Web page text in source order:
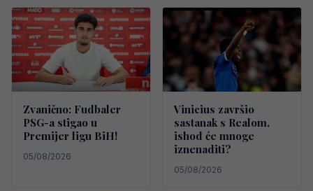
Zvanično: Fudbaler
PSG-a stigao u
Premijer ligu BiH!
05/08/2026
Vinicius završio
sastanak s Realom,
ishod će mnoge
iznenaditi?
05/08/2026